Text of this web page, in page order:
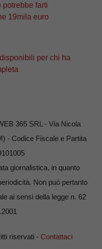
potrebbe farti
19mila euro
per chi ha
365 SRL - Via Nicola
- Codice Fiscale e Partita
giornalistica, in quanto
Non può pertanto
ai sensi della legge n. 62
riservati - Contattaci